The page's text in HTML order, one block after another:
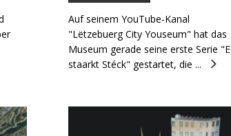
Auf seinem YouTube-Kanal
"Lëtzebuerg City Youseum" hat das
Museum gerade seine erste Serie "E
staarkt Stéck" gestartet, die ...